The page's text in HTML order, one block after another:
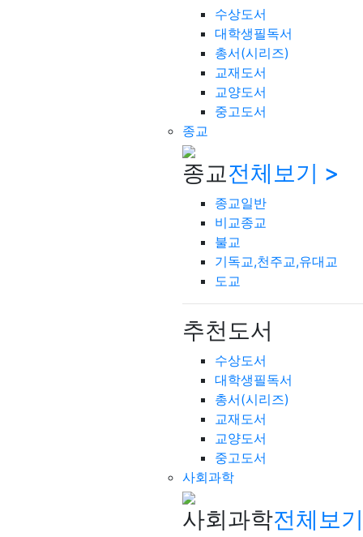
수상도서
대학생필독서
총서(시리즈)
교재도서
교양도서
중고도서
종교
종교전체보기 >
종교일반
비교종교
불교
기독교,천주교,유대교
도교
추천도서
수상도서
대학생필독서
총서(시리즈)
교재도서
교양도서
중고도서
사회과학
사회과학전체보